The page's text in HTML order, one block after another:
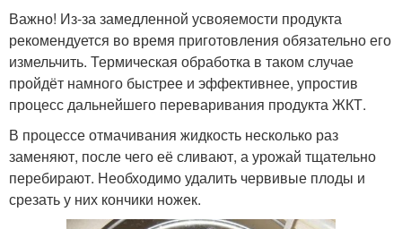
Важно! Из-за замедленной усвояемости продукта
рекомендуется во время приготовления обязательно его
измельчить. Термическая обработка в таком случае
пройдёт намного быстрее и эффективнее, упростив
процесс дальнейшего переваривания продукта ЖКТ.
В процессе отмачивания жидкость несколько раз
заменяют, после чего её сливают, а урожай тщательно
перебирают. Необходимо удалить червивые плоды и
срезать у них кончики ножек.